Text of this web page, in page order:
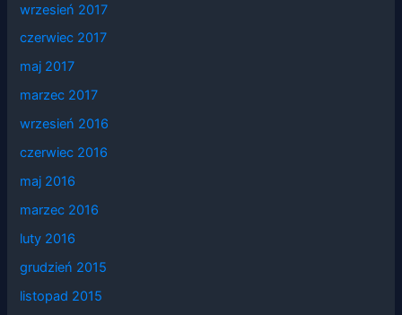
wrzesień 2017
czerwiec 2017
maj 2017
marzec 2017
wrzesień 2016
czerwiec 2016
maj 2016
marzec 2016
luty 2016
grudzień 2015
listopad 2015